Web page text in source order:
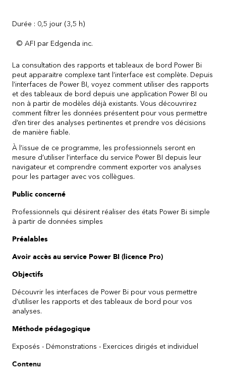
Durée : 0,5 jour (3,5 h)
© AFI par Edgenda inc.
La consultation des rapports et tableaux de bord Power Bi
peut apparaitre complexe tant l’interface est complète. Depuis
l’interfaces de Power BI, voyez comment utiliser des rapports
et des tableaux de bord depuis une application Power BI ou
non à partir de modèles déjà existants. Vous découvrirez
comment filtrer les données présentent pour vous permettre
d’en tirer des analyses pertinentes et prendre vos décisions
de manière fiable.
À l’issue de ce programme, les professionnels seront en
mesure d’utiliser l’interface du service Power BI depuis leur
navigateur et comprendre comment exporter vos analyses
pour les partager avec vos collègues.
Public concerné
Professionnels qui désirent réaliser des états Power Bi simple
à partir de données simples
Préalables
Avoir accès au service Power BI (licence Pro)
Objectifs
Découvrir les interfaces de Power Bi pour vous permettre
d’utiliser les rapports et des tableaux de bord pour vos
analyses.
Méthode pédagogique
Exposés - Démonstrations - Exercices dirigés et individuel
Contenu